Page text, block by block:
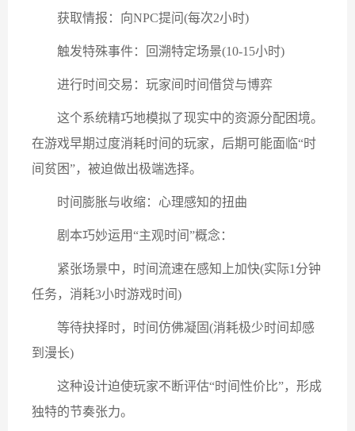
获取情报：向NPC提问(每次2小时)
触发特殊事件：回溯特定场景(10-15小时)
进行时间交易：玩家间时间借贷与博弈
这个系统精巧地模拟了现实中的资源分配困境。
在游戏早期过度消耗时间的玩家，后期可能面临“时
间贫困”，被迫做出极端选择。
时间膨胀与收缩：心理感知的扭曲
剧本巧妙运用“主观时间”概念：
紧张场景中，时间流速在感知上加快(实际1分钟
任务，消耗3小时游戏时间)
等待抉择时，时间仿佛凝固(消耗极少时间却感
到漫长)
这种设计迫使玩家不断评估“时间性价比”，形成
独特的节奏张力。